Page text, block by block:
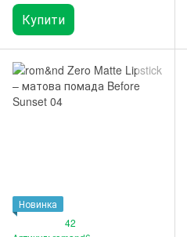
Купити
Новинка
42